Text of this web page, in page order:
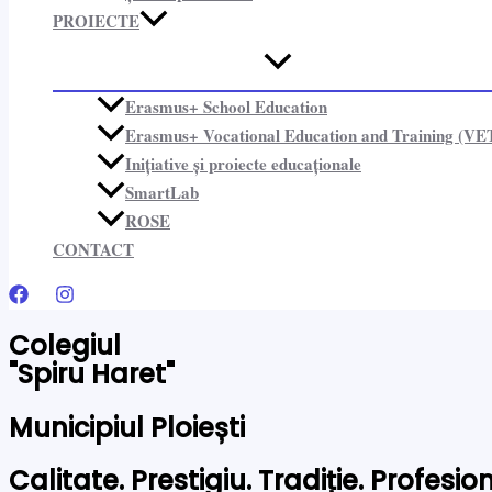
PROIECTE​
Erasmus+ School Education
Erasmus+ Vocational Education and Training
Inițiative și proiecte educaționale​
SmartLab
ROSE
CONTACT
Colegiul
"Spiru Haret"
Municipiul Ploiești
Calitate. Prestigiu. Tradiție.